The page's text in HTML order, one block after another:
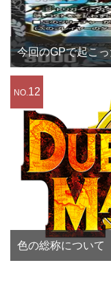
今回のGPで起こ
色の総称について
NO. 12